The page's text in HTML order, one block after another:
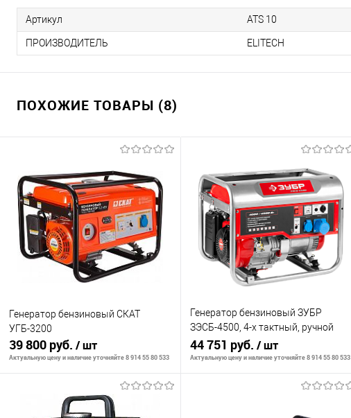
Артикул ATS 10
ПРОИЗВОДИТЕЛЬ ELITECH
ПОХОЖИЕ ТОВАРЫ (8)
Генератор бензиновый СКАТ
УГБ-3200
39 800 руб. / шт
Актуальную цену и наличие уточняйте 8 914 55 80 533
В корзину
Генератор бензиновый ЗУБР
ЗЭСБ-4500, 4-х тактный, ручной
пуск, 4500/4000 Вт, 220/12 В
44 751 руб. / шт
Актуальную цену и наличие уточняйте 8 914 55 80 533